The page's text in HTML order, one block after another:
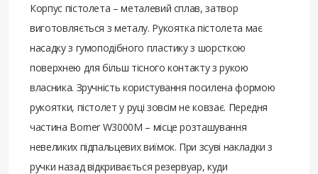
Корпус пістолета – металевий сплав, затвор
виготовляється з металу. Рукоятка пістолета має
насадку з гумоподібного пластику з шорсткою
поверхнею для більш тісного контакту з рукою
власника. Зручність користування посилена формою
рукоятки, пістолет у руці зовсім не ковзає. Передня
частина Borner W3000M – місце розташування
невеликих підпальцевих виїмок. При зсуві накладки з
ручки назад відкривається резервуар, куди